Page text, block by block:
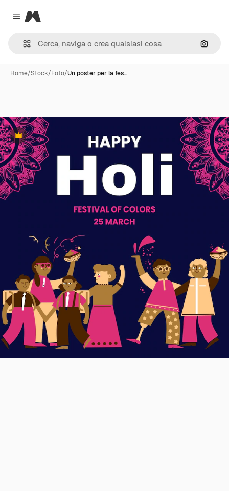
Close menu
Magnific
Cerca
Home/Stock/Foto/Un poster per la fes…
Premium